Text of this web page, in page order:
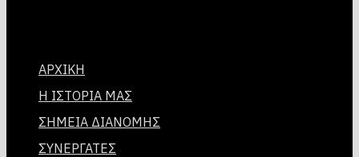
ΑΡΧΙΚΗ
Η ΙΣΤΟΡΙΑ ΜΑΣ
ΣΗΜΕΙΑ ΔΙΑΝΟΜΗΣ
ΣΥΝΕΡΓΑΤΕΣ